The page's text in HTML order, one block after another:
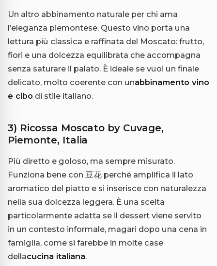
Un altro abbinamento naturale per chi ama
l’eleganza piemontese. Questo vino porta una
lettura più classica e raffinata del Moscato: frutto,
fiori e una dolcezza equilibrata che accompagna
senza saturare il palato. È ideale se vuoi un finale
delicato, molto coerente con unabbinamento vino
e cibo di stile italiano.
3) Ricossa Moscato by Cuvage,
Piemonte, Italia
Più diretto e goloso, ma sempre misurato.
Funziona bene con 豆花 perché amplifica il lato
aromatico del piatto e si inserisce con naturalezza
nella sua dolcezza leggera. È una scelta
particolarmente adatta se il dessert viene servito
in un contesto informale, magari dopo una cena in
famiglia, come si farebbe in molte case
dellacucina italiana.